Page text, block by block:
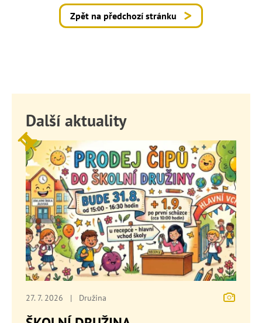
Zpět na předchozí stránku
Další aktuality
27. 7. 2026 | Družina